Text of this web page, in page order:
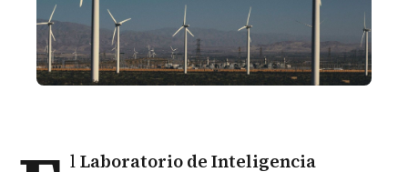
lLaboratorio de Inteligencia